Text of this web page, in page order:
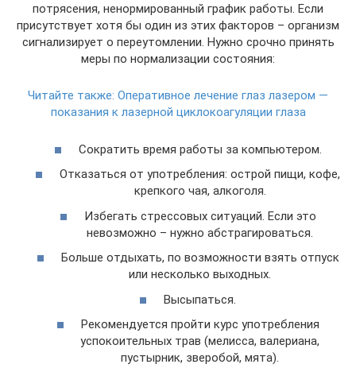
потрясения, ненормированный график работы. Если
присутствует хотя бы один из этих факторов – организм
сигнализирует о переутомлении. Нужно срочно принять
меры по нормализации состояния:
Читайте также: Оперативное лечение глаз лазером —
показания к лазерной циклокоагуляции глаза
Сократить время работы за компьютером.
Отказаться от употребления: острой пищи, кофе,
крепкого чая, алкоголя.
Избегать стрессовых ситуаций. Если это
невозможно – нужно абстрагироваться.
Больше отдыхать, по возможности взять отпуск
или несколько выходных.
Высыпаться.
Рекомендуется пройти курс употребления
успокоительных трав (мелисса, валериана,
пустырник, зверобой, мята).